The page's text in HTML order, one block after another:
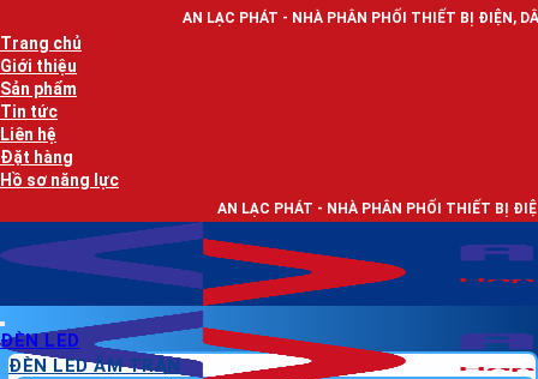
qua
nội
dung
AN LẠC PHÁT - NHÀ PHÂN PHỐI THIẾT BỊ ĐIỆN, DÂY ĐIỆN VÀ ĐÈN
Trang chủ
Giới thiệu
Sản phẩm
Tin tức
Liên hệ
Đặt hàng
Hồ sơ năng lực
AN LẠC PHÁT - NHÀ PHÂN PHỐI THIẾT BỊ ĐIỆN, DÂY ĐIỆN VÀ
ĐÈN LED
ĐÈN LED ÂM TRẦN